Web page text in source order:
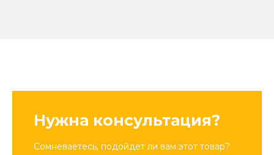
Нужна консультация?
Сомневаетесь, подойдет ли вам этот товар?